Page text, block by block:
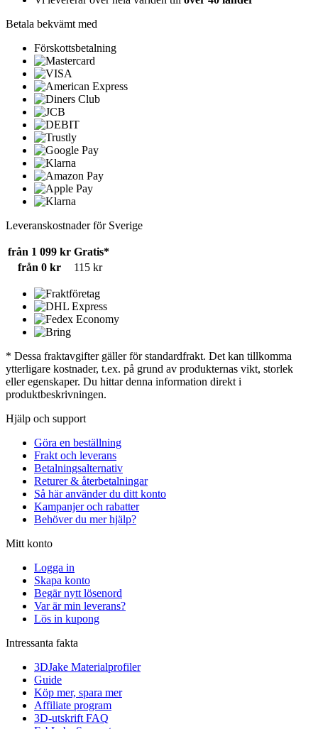
Betala bekvämt med
Förskottsbetalning
Leveranskostnader för Sverige
från 1 099 kr Gratis*
från 0 kr
115 kr
* Dessa fraktavgifter gäller för standardfrakt. Det kan tillkomma
ytterligare kostnader, t.ex. på grund av produkternas vikt, storlek
eller egenskaper. Du hittar denna information direkt i
produktbeskrivningen.
Hjälp och support
Göra en beställning
Frakt och leverans
Betalningsalternativ
Returer & återbetalningar
Så här använder du ditt konto
Kampanjer och rabatter
Behöver du mer hjälp?
Mitt konto
Logga in
Skapa konto
Begär nytt lösenord
Var är min leverans?
Lös in kupong
Intressanta fakta
3DJake Materialprofiler
Guide
Köp mer, spara mer
Affiliate program
3D-utskrift FAQ